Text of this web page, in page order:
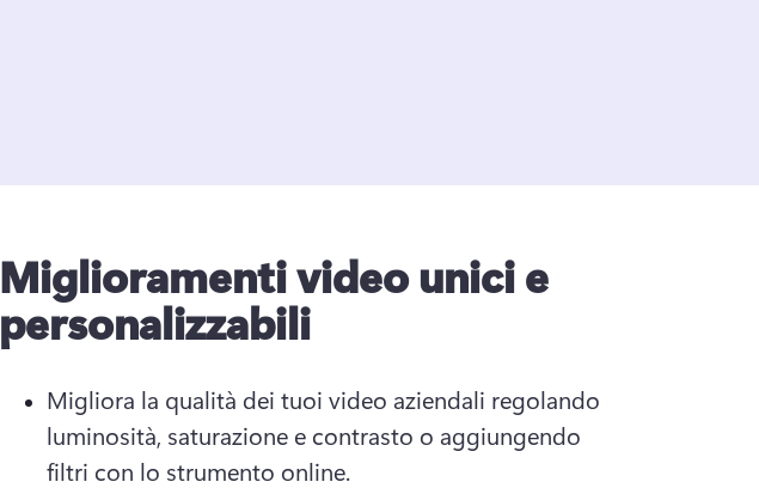
Miglioramenti video unici e
personalizzabili
Migliora la qualità dei tuoi video aziendali regolando
luminosità, saturazione e contrasto o aggiungendo
filtri con lo strumento online.